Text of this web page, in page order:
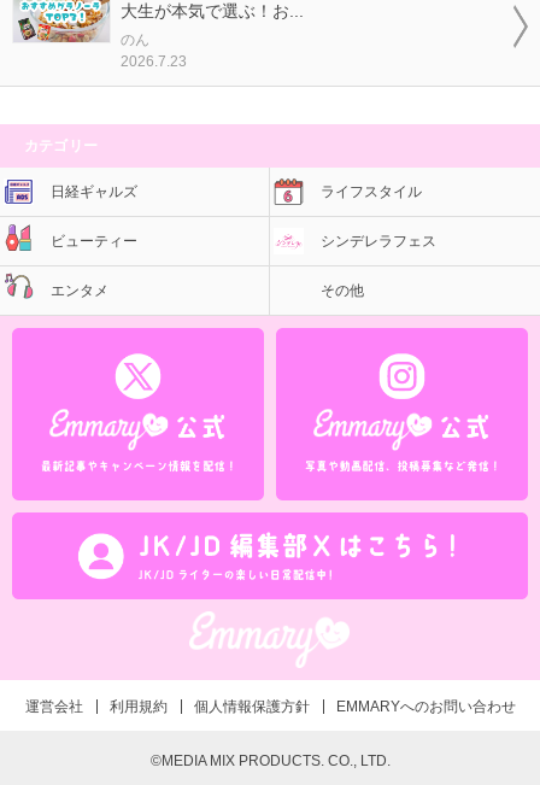
大生が本気で選ぶ！お...
のん
2026.7.23
カテゴリー
日経ギャルズ ライフスタイル
ビューティー シンデレラフェス
エンタメ その他
運営会社 利用規約 個人情報保護方針 EMMARYへのお問い合わせ
©MEDIA MIX PRODUCTS. CO., LTD.